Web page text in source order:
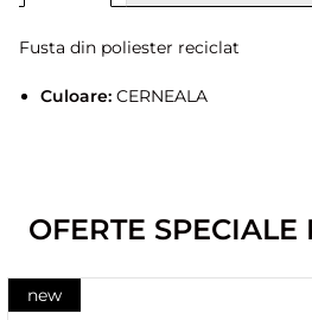
Fusta din poliester reciclat
Culoare:CERNEALA
OFERTE SPECIALE
new